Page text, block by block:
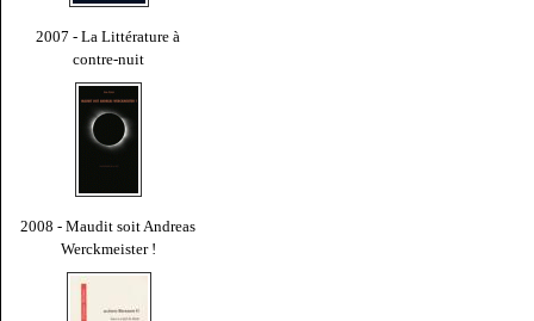
2007 - La Littérature à
contre-nuit
2008 - Maudit soit Andreas
Werckmeister !